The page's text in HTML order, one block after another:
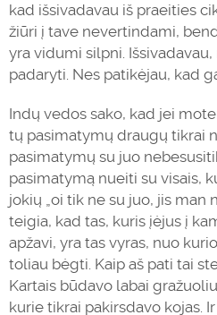
kad išsivadavau iš praeities
žiūri į tave nevertindami,
yra vidumi silpni.
padaryti. Nes patikėjau, kad
Indų vedos sako, kad jei
tų pasimatymų draugų tikrai
pasimatymų su juo
pasimatymą nueiti su visais,
jokių „oi tik ne su juo, jis man
teigia, kad tas, kuris įėjus į
apžavi, yra tas vyras, nuo
toliau bėgti. Kaip aš pati tai
Kartais būdavo labai
kurie tikrai pakirsdavo kojas.